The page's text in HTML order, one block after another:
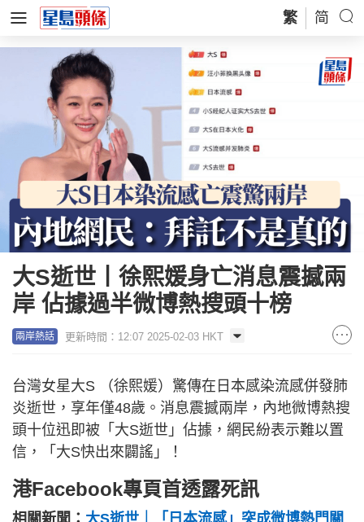
繁 简
大S逝世丨徐熙媛身亡消息震撼兩
岸 佔據過半微博熱搜頭十榜
兩岸熱話 更新時間：12:07 2025-02-03 HKT
台灣女星大S （徐熙媛）驚傳在日本感染流感併發肺
炎逝世，享年僅48歲。消息震撼兩岸，內地微博熱搜
頭十位迅即被「大S逝世」佔據，網民紛表示難以置
信，「大S快出來闢謠」！
港Facebook專頁首透露死訊
相關新聞： 大S逝世｜「日本流感」突成微博熱門關